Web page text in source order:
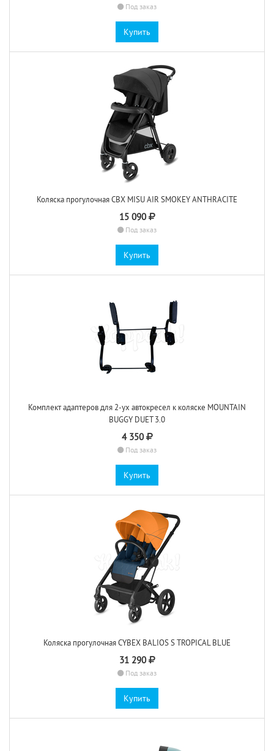
Под заказ
Купить
Коляска прогулочная CBX MISU AIR SMOKEY ANTHRACITE
15 090
Под заказ
Купить
Комплект адаптеров для 2-ух автокресел к коляске MOUNTAIN
BUGGY DUET 3.0
4 350
Под заказ
Купить
Коляска прогулочная CYBEX BALIOS S TROPICAL BLUE
31 290
Под заказ
Купить